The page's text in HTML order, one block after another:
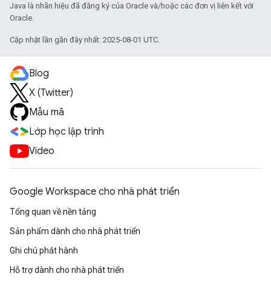
Java là nhãn hiệu đã đăng ký của Oracle và/hoặc các đơn vị liên kết với
Oracle.
Cập nhật lần gần đây nhất: 2025-08-01 UTC.
Blog
X (Twitter)
Mẫu mã
Lớp học lập trình
Video
Google Workspace cho nhà phát triển
Tổng quan về nền tảng
Sản phẩm dành cho nhà phát triển
Ghi chú phát hành
Hỗ trợ dành cho nhà phát triển